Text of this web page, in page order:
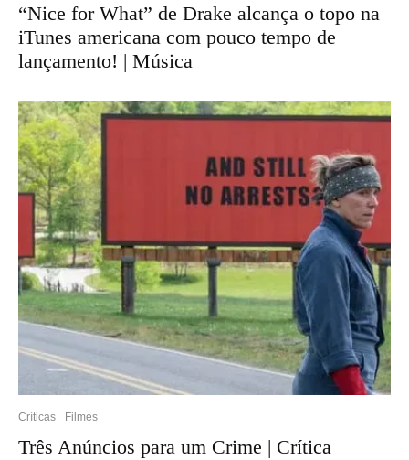
“Nice for What” de Drake alcança o topo na
iTunes americana com pouco tempo de
lançamento! | Música
Críticas Filmes
Três Anúncios para um Crime | Crítica